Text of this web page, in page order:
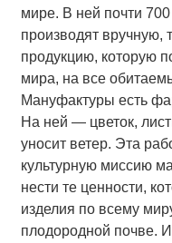
мире. В ней почти
производят
продукцию, которую
мира, на все
Мануфактуры есть
На ней — цветок,
уносит ветер. Эта
культурную миссию
нести те ценности,
изделия по всему
плодородной почве.